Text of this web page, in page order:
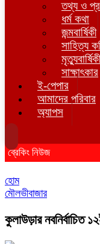
তথ্য ও
ধর্ম কথা
জন্মবার্ষিকী
সাহিত্য
মৃত্যুবার্ষিকী
সাক্ষাৎকার
ই-পেপার
আমাদের পরিবার
অ্যাপস
ব্রেকিং নিউজ
হোম
মৌলভীবাজার
কুলাউড়ার নবনির্বাচিত